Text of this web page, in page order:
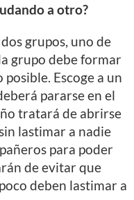
a otro?
grupos, uno de
grupo debe formar
Escoge a un
pararse en el
tratará de abrirse
lastimar a nadie
para poder
de evitar que
deben lastimar a